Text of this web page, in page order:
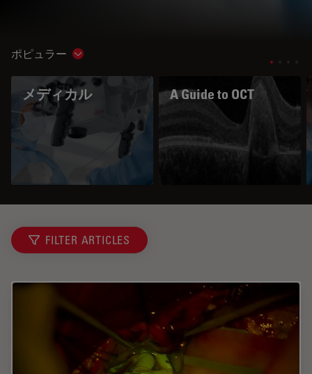
ポピュラー Show subnavigation
メディカル A Guide to OCT
FILTER ARTICLES